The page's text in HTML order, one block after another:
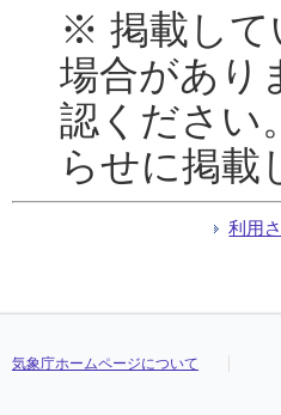
※ 掲載して
場合があり
認ください
らせに掲載
利用
気象庁ホームページについて